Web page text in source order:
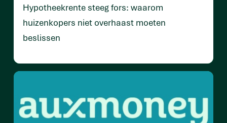
Hypotheekrente steeg fors: waarom
huizenkopers niet overhaast moeten
beslissen